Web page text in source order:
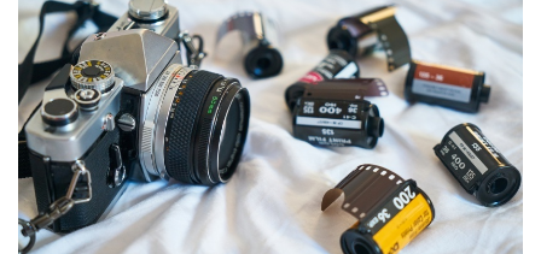
QUINIELAS Y LOTERIAS
HORÓSCOPO
HORARIOS DE VUELOS
TAPA DE LOS DIARIOS